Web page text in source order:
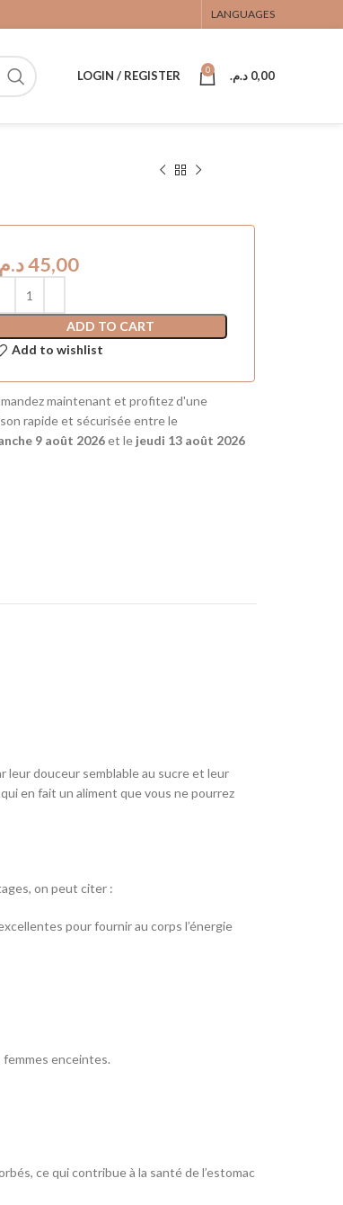
LANGUAGES
LOGIN / REGISTER 0 0,00 د.م.
ADD TO CART
Add to wishlist
maintenant et profitez d'une
rapide et sécurisée entre le
9 août 2026et le jeudi 13 août 2026
leur douceur semblable au sucre et leur
en fait un aliment que vous ne pourrez
on peut citer :
pour fournir au corps l’énergie
femmes enceintes.
ce qui contribue à la santé de l’estomac